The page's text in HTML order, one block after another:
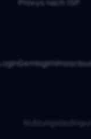
Proxys nach ISP
Gemlogin